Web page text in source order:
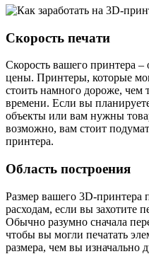
Скорость печати
Скорость вашего принтера
цены. Принтеры, которые
стоить намного дороже, чем
времени. Если вы
объекты или вам нужны
возможно, вам стоит
принтера.
Область построения
Размер вашего 3D-принтера
расходам, если вы захотите
Обычно разумно сначала
чтобы вы могли печатать
размера, чем вы изначально